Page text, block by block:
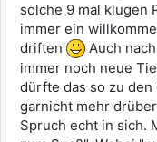
solche 9 mal klugen
immer ein
driften
Auch
immer noch neue
dürfte das so zu den
garnicht mehr
Spruch echt in sich.